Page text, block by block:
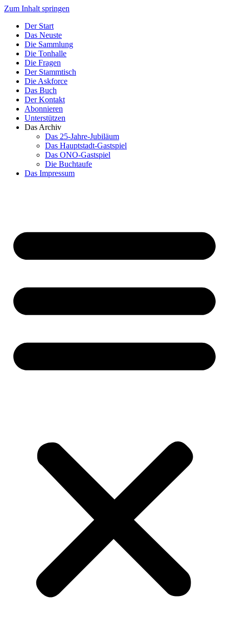
Zum Inhalt springen
Der Start
Das Neuste
Die Sammlung
Die Tonhalle
Die Fragen
Der Stammtisch
Die Askforce
Das Buch
Der Kontakt
Abonnieren
Unterstützen
Das Archiv
Das 25-Jahre-Jubiläum
Das Hauptstadt-Gastspiel
Das ONO-Gastspiel
Die Buchtaufe
Das Impressum